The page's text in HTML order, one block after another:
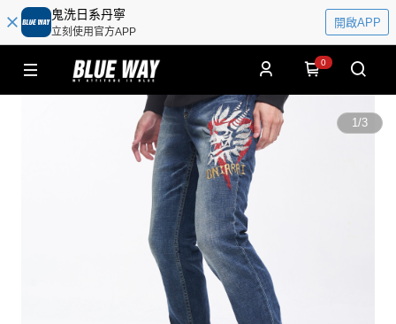
鬼洗日系丹寧
立刻使用官方APP
開啟APP
0
1/3